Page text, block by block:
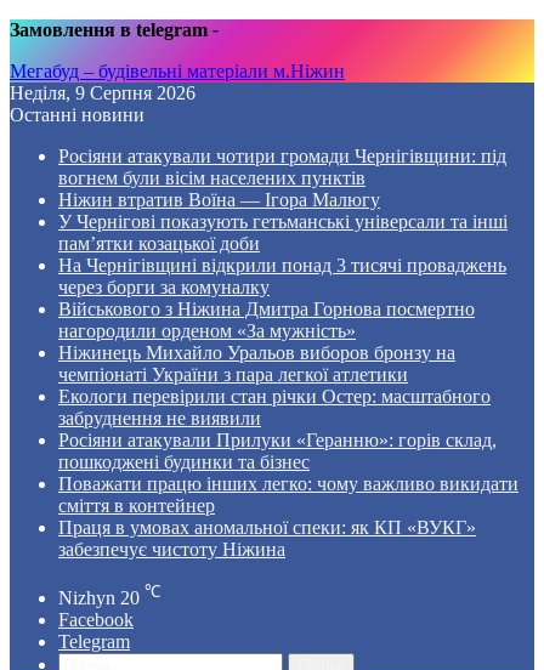
Замовлення в telegram -
Мегабуд – будівельні матеріали м.Ніжин
Неділя, 9 Серпня 2026
Останні новини
Росіяни атакували чотири громади Чернігівщини: під
вогнем були вісім населених пунктів
Ніжин втратив Воїна — Ігора Малюгу
У Чернігові показують гетьманські універсали та інші
пам’ятки козацької доби
На Чернігівщині відкрили понад 3 тисячі проваджень
через борги за комуналку
Військового з Ніжина Дмитра Горнова посмертно
нагородили орденом «За мужність»
Ніжинець Михайло Уральов виборов бронзу на
чемпіонаті України з пара легкої атлетики
Екологи перевірили стан річки Остер: масштабного
забруднення не виявили
Росіяни атакували Прилуки «Геранню»: горів склад,
пошкоджені будинки та бізнес
Поважати працю інших легко: чому важливо викидати
сміття в контейнер
Праця в умовах аномальної спеки: як КП «ВУКГ»
забезпечує чистоту Ніжина
Nizhyn 20 ℃
Facebook
Telegram